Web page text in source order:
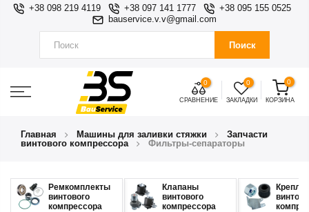
+38 098 219 4119 +38 097 141 1777
+38 095 155 0525
bauservice.v.v@gmail.com
Поиск
0
СРАВНЕНИЕ
0
ЗАКЛАДКИ
0
КОРЗИНА
Главная Машины для заливки стяжки
Запчасти
винтового компрессора
Фильтры-сепараторы
Ремкомплекты
винтового
компрессора
Клапаны
винтового
компрессора